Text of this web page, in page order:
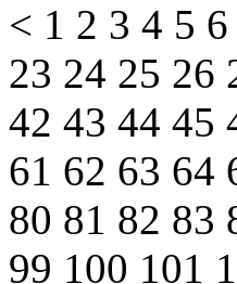
< 1 2 3 4 5 6
23 24 25 26
42 43 44 45
61 62 63 64
80 81 82 83
99 100 101